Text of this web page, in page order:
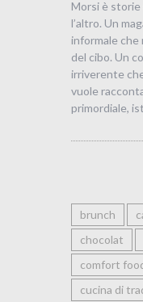
Morsi è storie
l’altro. Un
informale che
del cibo. Un
irriverente
vuole
primordiale,
brunch
chocolat
comfort
cucina di